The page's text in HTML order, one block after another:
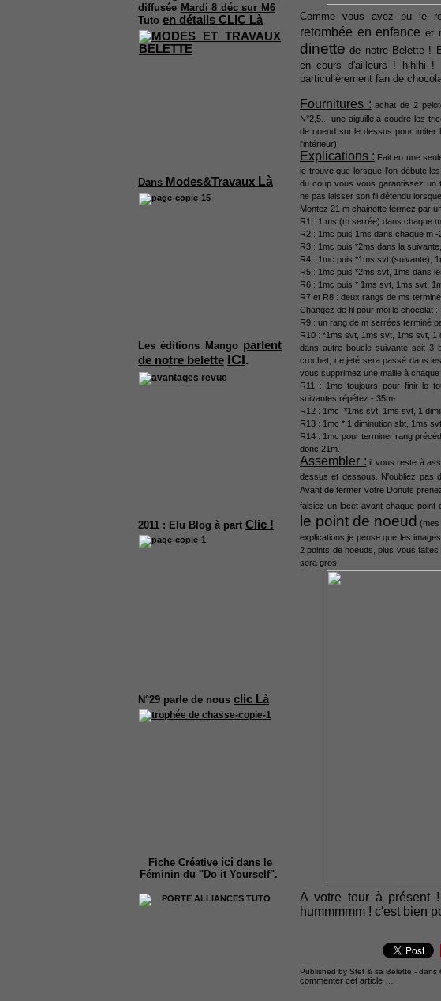
diffusée Mardi 8 déc sur M6
Tuto en détails CLIC Là
Dans Modes&Travaux Là
Leséditions Mango parlent
de notre belette ICI.
2011 : Elu Blog à part Clic !
N°29 parle de nous clic Là
Fiche Créative ici dans le
Féminin du "Do it Yourself".
Comme vous avez pu le
retombée en enfance et
dinette de notre Belette !
en cours d'ailleurs ! hihihi !
particulièrement fan de
Fournitures : achat de 2
N°2,5... une aiguille à coudre les
de noeud sur le dessus pour imiter
l'intérieur).
Explications : Fait en une
je trouve que lorsque l'on débute
du coup vous vous garantissez un
ne pas laisser son fil détendu
Montez 21 m chainette fermez par
R1 : 1 ms (m serrée) dans chaque
R2 : 1mc puis 1ms dans chaque m -
R3 : 1mc puis *2ms dans la
R4 : 1mc puis *1ms svt (suivante),
R5 : 1mc puis *2ms svt, 1ms dans
R6 : 1mc puis * 1ms svt, 1ms svt,
R7 et R8 : deux rangs de ms
Changez de fil pour moi le chocolat :
R9 : un rang de m serrées terminé
R10 : *1ms svt, 1ms svt, 1ms svt, 1
dans autre boucle suivante soit 3
crochet, ce jeté sera passé dans
vous supprimez une maille à chaque
R11 : 1mc toujours pour finir le
suivantes répétez - 35m-
R12 : 1mc *1ms svt, 1ms svt, 1
R13 : 1mc * 1 diminution sbt, 1ms
R14 : 1mc pour terminer rang
donc 21m.
Assembler : il vous reste à
dessus et dessous. N'oubliez pas
Avant de fermer votre Donuts
faisiez un lacet avant chaque point
le point de noeud (mes
explications je pense que les
2 points de noeuds, plus vous
sera gros.
A votre tour à présent
hummmmm ! c'est bien
Published by Stef & sa Belette - dans
commenter cet article